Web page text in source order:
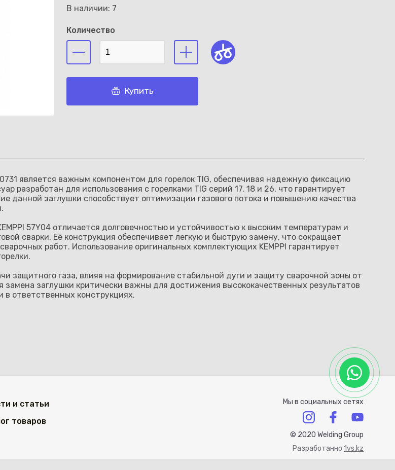
В наличии: 7
Количество
Купить
является важным компонентом для горелок TIG, обеспечивая надежную фиксацию
разработан для использования с горелками TIG серий 17, 18 и 26, что гарантирует
данной заглушки способствует оптимизации газового потока и повышению качества
57Y04 отличается долговечностью и устойчивостью к высоким температурам и
сварки. Её конструкция обеспечивает легкую и быструю замену, что сокращает
работ. Использование оригинальных комплектующих KEMPPI гарантирует
защитного газа, влияя на формирование стабильной дуги и защиту сварочной зоны от
заглушки критически важны для достижения высококачественных результатов
в ответственных конструкциях.
и статьи
товаров
Мы в социальных сетях
© 2020 Welding Group
Разработанно 1vs.kz